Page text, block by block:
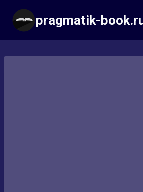
Перейти
содержимому
pragmatik-